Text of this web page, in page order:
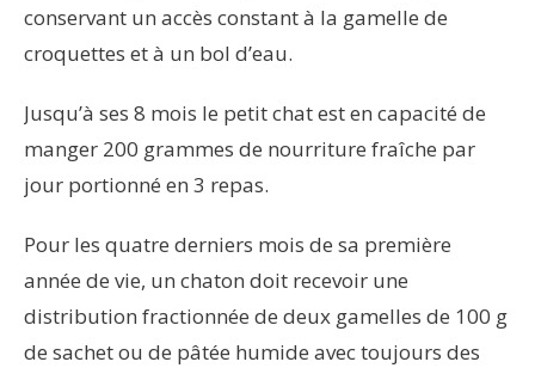
conservant un accès constant à la gamelle de
croquettes et à un bol d’eau.
Jusqu’à ses 8 mois le petit chat est en capacité de
manger 200 grammes de nourriture fraîche par
jour portionné en 3 repas.
Pour les quatre derniers mois de sa première
année de vie, un chaton doit recevoir une
distribution fractionnée de deux gamelles de 100 g
de sachet ou de pâtée humide avec toujours des